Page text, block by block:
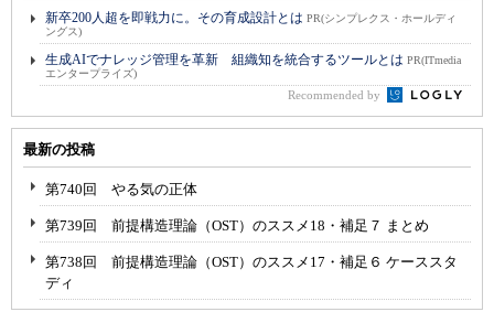
新卒200人超を即戦力に。その育成設計とは PR(シンプレクス・ホールディ
ングス)
生成AIでナレッジ管理を革新 組織知を統合するツールとは PR(ITmedia
エンタープライズ)
Recommended by
最新の投稿
第740回 やる気の正体
第739回 前提構造理論（OST）のススメ18・補足７ まとめ
第738回 前提構造理論（OST）のススメ17・補足６ ケーススタ
ディ